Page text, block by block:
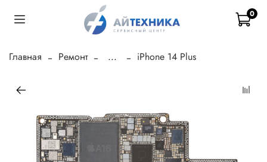
0
Главная Ремонт ... iPhone 14 Plus